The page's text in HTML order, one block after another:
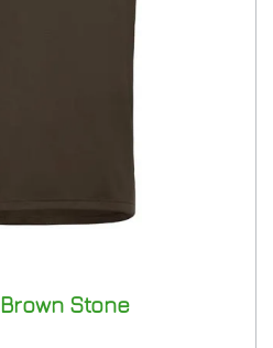
Brown Stone